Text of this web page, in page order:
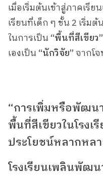
เมื่อเริ่มต้นเข้าสู่ภาคเรี
เรียนที่เด็ก ๆ ชั้น 2 เริ่ม
ในการเป็น “พื้นที่สีเขียว”
เองเป็น “นักวิจัย”จากโ
“การเพิ่มหรือพัฒ
พื้นที่สีเขียวในโรงเ
ประโยชน์หลากหล
โรงเรียนเพลินพัฒน